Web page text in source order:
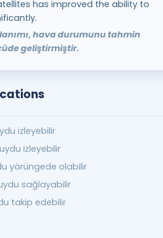
has improved the ability to
hava durumunu tahmin
geliştirmiştir.
izleyebilir
uydu izleyebilir
yörüngede olabilir
sağlayabilir
takip edebilir